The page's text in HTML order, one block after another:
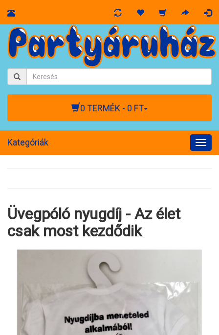
0 TERMÉK - 0 FT
Kategóriák
Üvegpóló nyugdíj - Az élet
csak most kezdődik